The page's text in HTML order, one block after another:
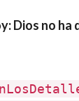
Dios no ha